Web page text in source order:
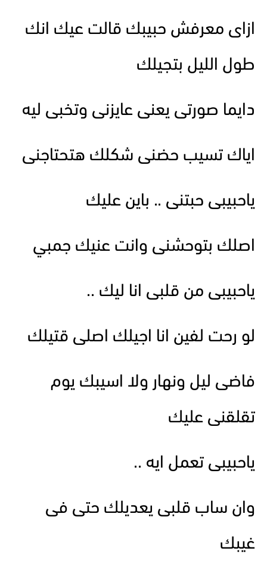
ازاى معرفش حبيبك قالت عيك انك
طول الليل بتجيلك
دايما صورتى يعنى عايزنى وتخبى ليه
اياك تسيب حضنى شكلك هتحتاجنى
ياحبيبى حبتنى .. باين عليك
اصلك بتوحشنى وانت عنيك جمبي
ياحبيبى من قلبى انا ليك ..
لو رحت لفين انا اجيلك اصلى قتيلك
فاضى ليل ونهار ولا اسيبك يوم
تقلقنى عليك
ياحبيبى تعمل ايه ..
وان ساب قلبى يعديلك حتى فى
غيبك